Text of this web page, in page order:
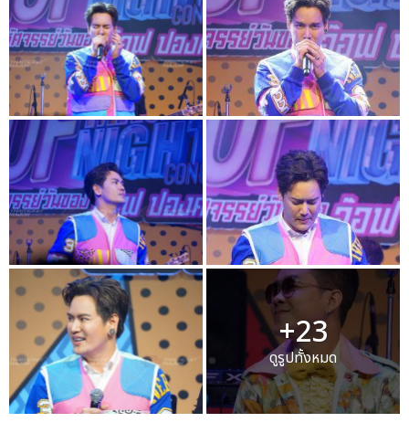
+23
ดูรูปทั้งหมด